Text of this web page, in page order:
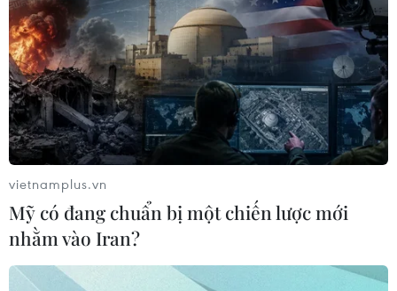
vietnamplus.vn
Mỹ có đang chuẩn bị một chiến lược mới
nhằm vào Iran?